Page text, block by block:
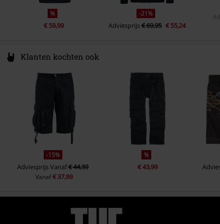
%
€ 59,99
-21%
Adviesprijs€ 69,95 € 55,24
Klanten kochten ook
-15%
AdviesprijsVanaf€ 44,99
Vanaf€ 37,99
%
€ 43,99